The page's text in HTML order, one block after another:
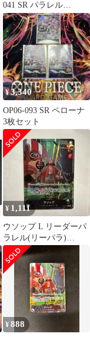
041 SR パラレル
ONEPIECE ワンピース
カードゲーム
¥3,340
OP06-093 SR ペローナ
3枚セット
¥ 1,111
ウソップ L リーダーパ
ラレル(リーパラ)
OP10-042
¥888